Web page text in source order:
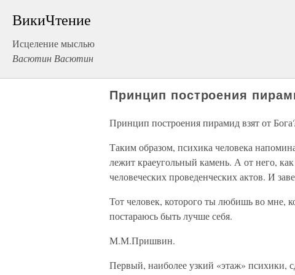
ВикиЧтение
Исцеление мыслью
Васютин Васютин
Принцип построения
Принцип построения пирамид взят от
Таким образом, психика человека
лежит краеугольный камень. А от него,
человеческих проведенческих актов. И
Тот человек, которого ты любишь во мне,
постараюсь быть лучше себя.
М.М.Пришвин.
Первый, наиболее узкий «этаж» психики,